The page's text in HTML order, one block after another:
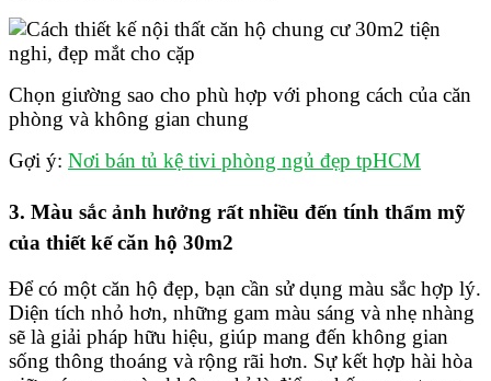
Chọn giường sao cho phù hợp với phong cách của căn
phòng và không gian chung
Gợi ý: Nơi bán tủ kệ tivi phòng ngủ đẹp tpHCM
3. Màu sắc ảnh hưởng rất nhiều đến tính thẩm mỹ
của thiết kế căn hộ 30m2
Để có một căn hộ đẹp, bạn cần sử dụng màu sắc hợp lý.
Diện tích nhỏ hơn, những gam màu sáng và nhẹ nhàng
sẽ là giải pháp hữu hiệu, giúp mang đến không gian
sống thông thoáng và rộng rãi hơn. Sự kết hợp hài hòa